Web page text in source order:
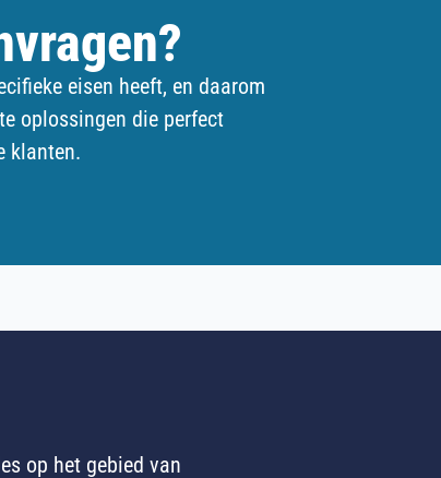
eisen heeft, en daarom
oplossingen die perfect
klanten.
op het gebied van